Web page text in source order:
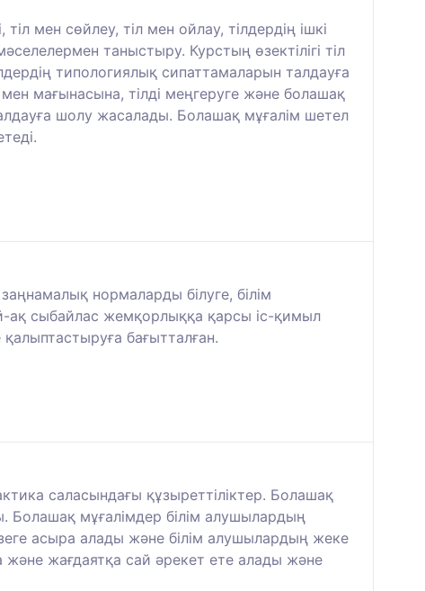
мен сөйлеу, тіл мен ойлау, тілдердің ішкі
таныстыру. Курстың өзектілігі тіл
типологиялық сипаттамаларын талдауға
мағынасына, тілді меңгеруге және болашақ
шолу жасалады. Болашақ мұғалім шетел
нормаларды білуге, білім
ақ сыбайлас жемқорлыққа қарсы іс-қимыл
бағытталған.
саласындағы құзыреттіліктер. Болашақ
мұғалімдер білім алушылардың
асыра алады және білім алушылардың жеке
жағдаятқа сай әрекет ете алады және